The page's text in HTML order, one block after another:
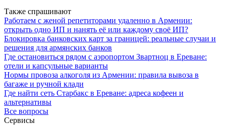
Также спрашивают
Работаем с женой репетиторами удаленно в Армении:
открыть одно ИП и нанять её или каждому своё ИП?
Блокировка банковских карт за границей: реальные случаи и
решения для армянских банков
Где остановиться рядом с аэропортом Звартноц в Ереване:
отели и капсульные варианты
Нормы провоза алкоголя из Армении: правила вывоза в
багаже и ручной клади
Где найти сеть Старбакс в Ереване: адреса кофеен и
альтернативы
Все вопросы
Сервисы